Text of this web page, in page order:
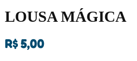
LOUSA MÁGICA
R$5,00